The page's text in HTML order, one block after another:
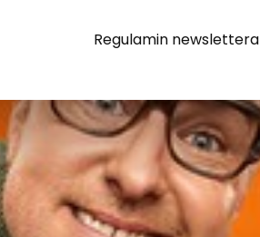
Regulamin newslettera